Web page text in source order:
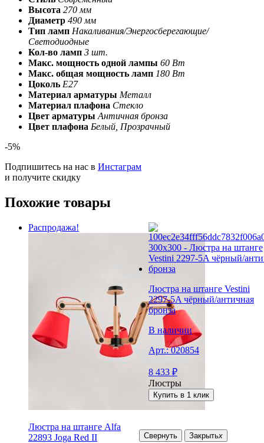
Высота 270 мм
Диаметр 490 мм
Тип ламп Накаливания/Энергосберегающие/
Светодиодные
Кол-во ламп 3 шт.
Макс. мощность одной лампы 60 Вт
Макс. общая мощность ламп 180 Вт
Цоколь E27
Материал арматуры Металл
Материал плафона Стекло
Цвет арматуры Античная бронза
Цвет плафона Белый, Прозрачный
-5%
Подпишитесь на нас в Инстаграм
и получите скидку
Похожие товары
Распродажа!
Люстра на штанге Alfa
22893 Joga Red II
Люстра на штанге Vestini
2297-5A чёрный/античная
бронза
В наличии
Арт.:020854
8 433 ₽
Люстры
Купить в 1 клик
Свернуть Закрытьx